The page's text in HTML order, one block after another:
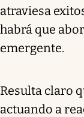
atraviesa
habrá que
emergente.
Resulta claro
actuando a